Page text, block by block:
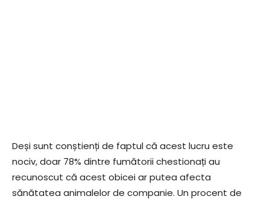
Deși sunt conștienți de faptul că acest lucru este
nociv, doar 78% dintre fumătorii chestionați au
recunoscut că acest obicei ar putea afecta
sănătatea animalelor de companie. Un procent de